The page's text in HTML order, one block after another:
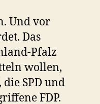
Und vor
Das
Pfalz
wollen,
SPD und
FDP.